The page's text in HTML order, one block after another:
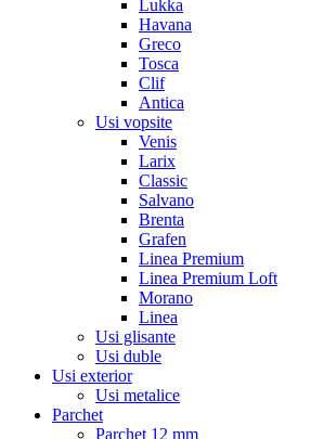
Lukka
Havana
Greco
Tosca
Clif
Antica
Usi vopsite
Venis
Larix
Classic
Salvano
Brenta
Grafen
Linea Premium
Linea Premium Loft
Morano
Linea
Usi glisante
Usi duble
Usi exterior
Usi metalice
Parchet
Parchet 12 mm